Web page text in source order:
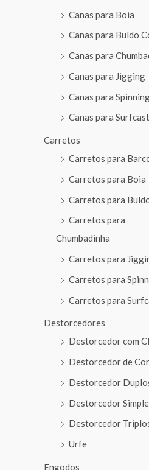
Canas para Boia
Canas para Buldo
Canas para
Canas para Jigging
Canas para
Canas para
Carretos
Carretos para
Carretos para Boia
Carretos para
Carretos para
Chumbadinha
Carretos para
Carretos para
Carretos para
Destorcedores
Destorcedor com
Destorcedor de
Destorcedor
Destorcedor
Destorcedor
Urfe
Engodos